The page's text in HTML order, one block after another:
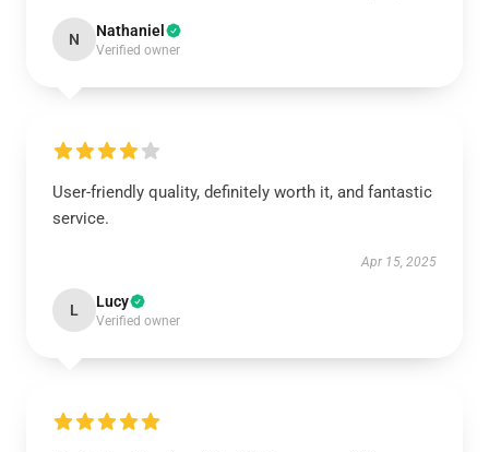
N Nathaniel
Verified owner
User-friendly quality, definitely worth it, and fantastic
service.
Apr 15, 2025
L Lucy
Verified owner